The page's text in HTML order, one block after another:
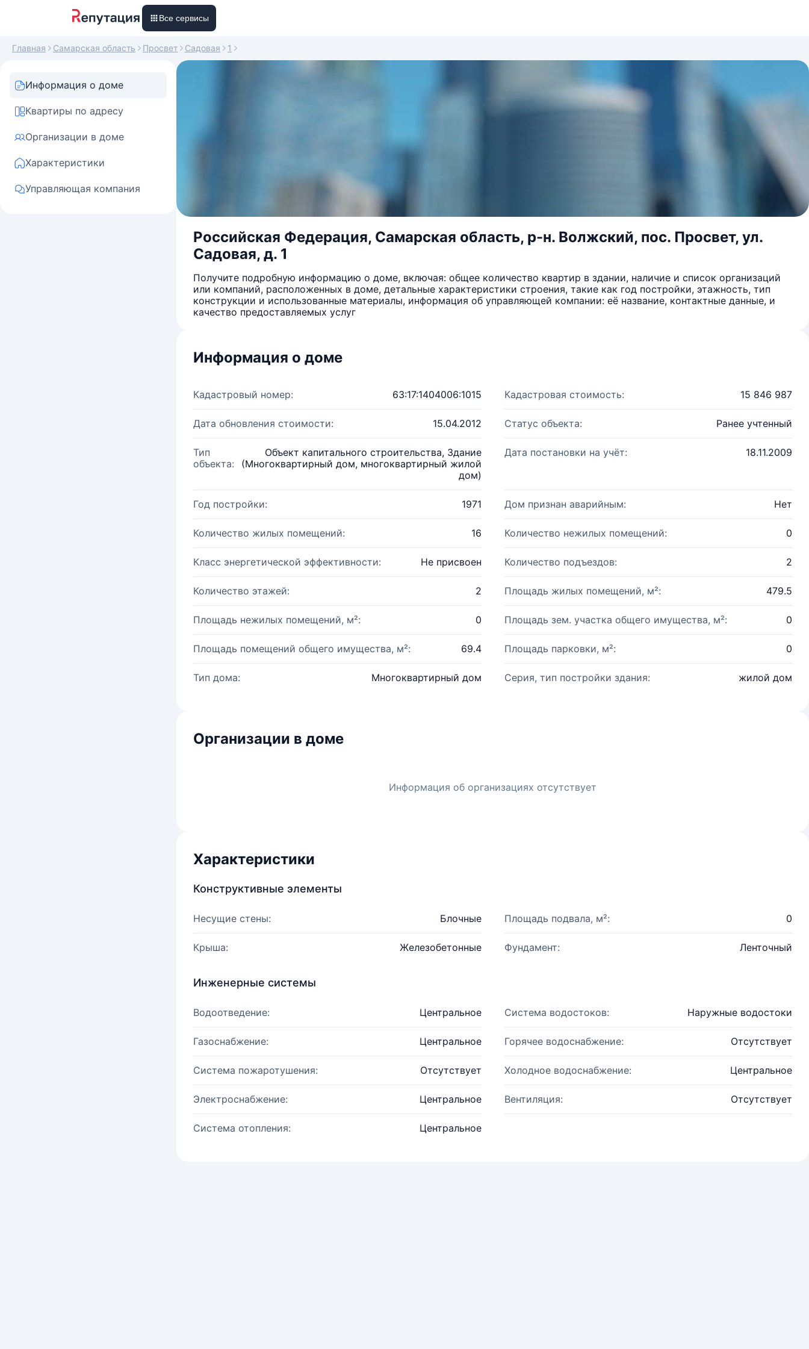
Все сервисы
Главная Самарская область Просвет Садовая 1
Информация о доме
Квартиры по адресу
Организации в доме
Характеристики
Управляющая компания
Российская Федерация, Самарская область, р-н. Волжский, пос. Просвет, ул.
Садовая, д. 1
Получите подробную информацию о доме, включая: общее количество квартир в здании, наличие и список организаций
или компаний, расположенных в доме, детальные характеристики строения, такие как год постройки, этажность, тип
конструкции и использованные материалы, информация об управляющей компании: её название, контактные данные, и
качество предоставляемых услуг
Информация о доме
Кадастровый номер: 63:17:1404006:1015 Кадастровая стоимость: 15 846 987
Дата обновления стоимости: 15.04.2012 Статус объекта: Ранее учтенный
Тип
объекта:
Объект капитального строительства, Здание
(Многоквартирный дом, многоквартирный жилой
дом)
Дата постановки на учёт: 18.11.2009
Год постройки: 1971 Дом признан аварийным: Нет
Количество жилых помещений: 16 Количество нежилых помещений: 0
Класс энергетической эффективности: Не присвоен Количество подъездов: 2
Количество этажей: 2 Площадь жилых помещений, м²: 479.5
Площадь нежилых помещений, м²: 0 Площадь зем. участка общего имущества, м²: 0
Площадь помещений общего имущества, м²: 69.4 Площадь парковки, м²: 0
Тип дома: Многоквартирный дом Серия, тип постройки здания: жилой дом
Организации в доме
Информация об организациях отсутствует
Характеристики
Конструктивные элементы
Несущие стены: Блочные Площадь подвала, м²: 0
Крыша: Железобетонные Фундамент: Ленточный
Инженерные системы
Водоотведение: Центральное Система водостоков: Наружные водостоки
Газоснабжение: Центральное Горячее водоснабжение: Отсутствует
Система пожаротушения: Отсутствует Холодное водоснабжение: Центральное
Электроснабжение: Центральное Вентиляция: Отсутствует
Система отопления: Центральное